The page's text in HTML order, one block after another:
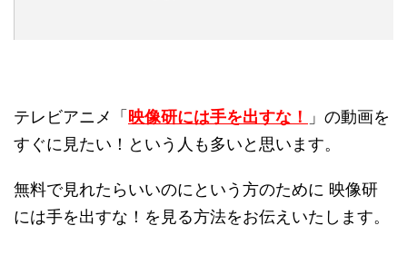
テレビアニメ「映像研には手を出すな！
」の動画を
すぐに見たい！という人も多いと思います。
無料で見れたらいいのにという方のために 映像研
には手を出すな！を見る方法をお伝えいたします。